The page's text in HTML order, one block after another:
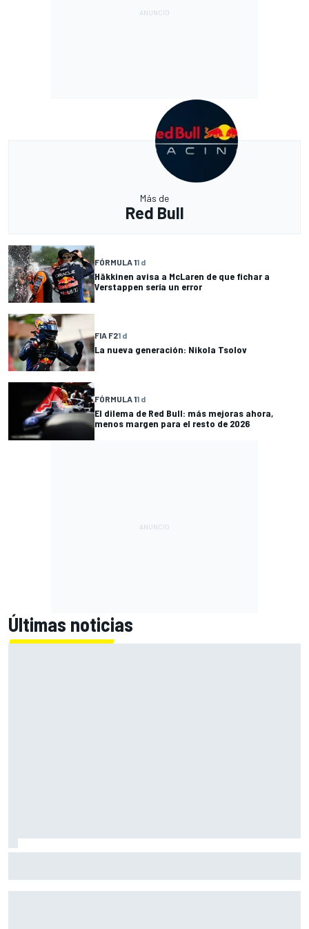
Más de
Red Bull
FÓRMULA 11 d
Häkkinen avisa a McLaren de que fichar a
Verstappen sería un error
FIA F21 d
La nueva generación: Nikola Tsolov
FÓRMULA 11 d
El dilema de Red Bull: más mejoras ahora,
menos margen para el resto de 2026
Últimas noticias